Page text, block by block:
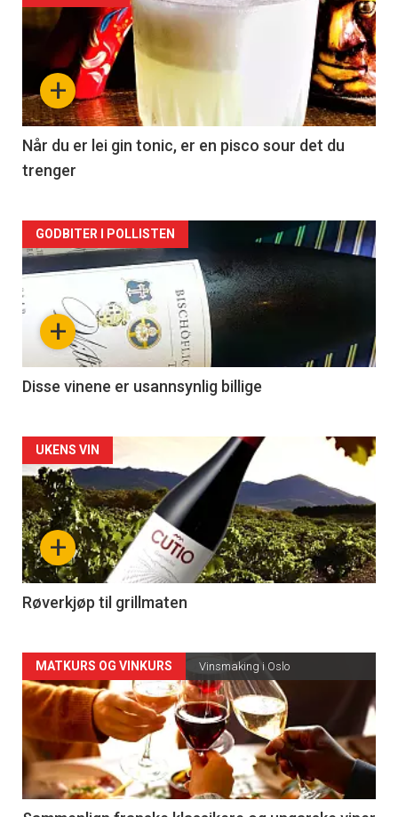
akkurat
nå
-
2
+
Når du er lei gin tonic, er en pisco sour det du
trenger
Forsiden
akkurat
nå
3
+
GODBITER I POLLISTEN
Disse vinene er usannsynlig billige
Forsiden
akkurat
nå
-
4
+
UKENS VIN
Røverkjøp til grillmaten
Forsiden
akkurat
nå
-
MATKURS OG VINKURS Vinsmaking i Oslo